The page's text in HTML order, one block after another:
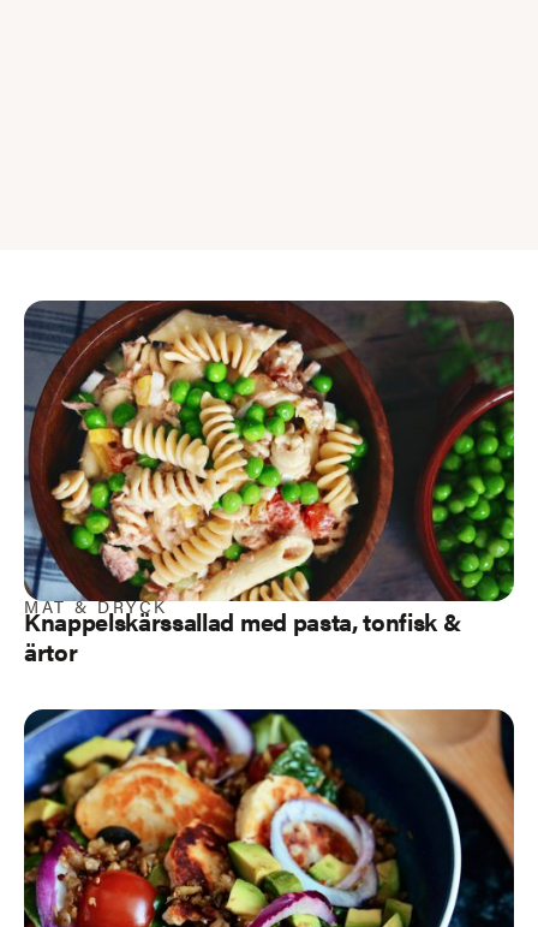
MAT & DRYCK
Knappelskärssallad med pasta, tonfisk &
ärtor